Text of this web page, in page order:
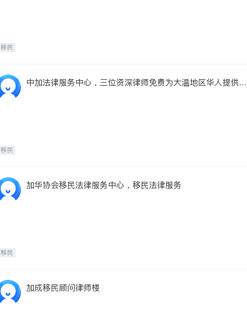
移民
中加法律服务中心，三位资深律师免费为大温地区华人提供各
移民
加华协会移民法律服务中心，移民法律服务
移民
加成移民顾问律师楼